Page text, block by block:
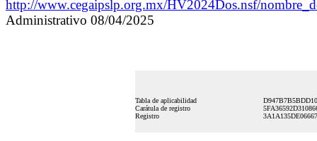
http://www.cegaipslp.org.mx/HV2024Dos.nsf/
Administrativo 08/04/2025
Tabla de aplicabilidad
Carátula de registro
Registro